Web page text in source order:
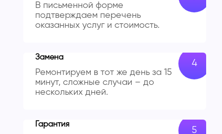
В письменной форме
подтверждаем перечень
оказанных услуг и стоимость.
Замена
Ремонтируем в тот же день за 15
минут, сложные случаи – до
нескольких дней.
Гарантия